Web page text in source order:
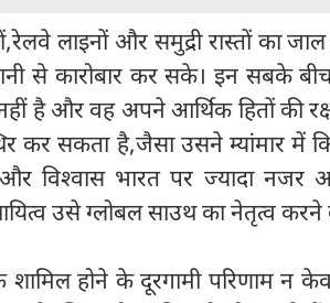
लाइनों और समुद्री रास्तों का
से कारोबार कर सके। इन सबके
नहीं है और वह अपने आर्थिक हितों की
कर सकता है,जैसा उसने म्यांमार में
विश्वास भारत पर ज्यादा नजर
उसे ग्लोबल साउथ का नेतृत्व करने
होने के दूरगामी परिणाम न